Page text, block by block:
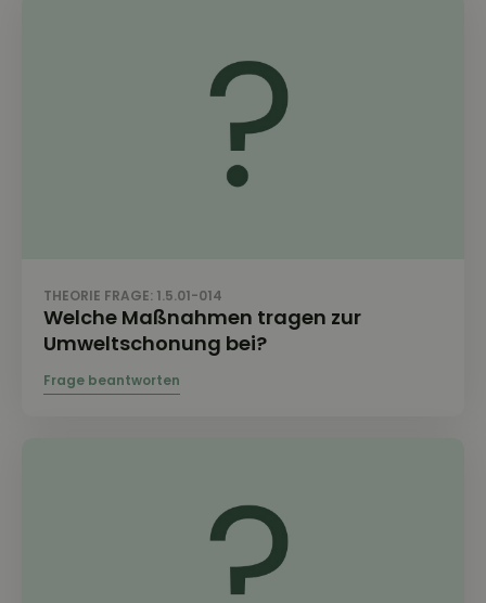
THEORIE FRAGE: 1.5.01-014
Welche Maßnahmen tragen zur
Umweltschonung bei?